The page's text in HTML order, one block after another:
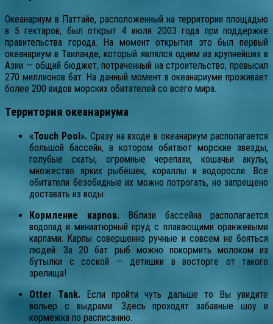
Океанариум в Паттайе, расположенный на территории площадью
в 5 гектаров, был открыт 4 июля 2003 года при поддержке
правительства города. На момент открытия это был первый
океанариум в Таиланде, который являлся одним из крупнейших в
Азии — общий бюджет, потраченный на строительство, превысил
270 миллионов бат. На данный момент в океанариуме проживает
более 200 видов морских обитателей со всего мира.
Территория океанариума
«Touch Pool». Сразу на входе в океанариум располагается
большой бассейн, в котором обитают морские звезды,
голубые скаты, огромные черепахи, кошачьи акулы,
множество ярких рыбёшек, кораллы и водоросли. Все
обитатели безобидные их можно потрогать, но запрещено
доставать из воды.
Кормление карпов. Вблизи бассейна располагается
водопад и миниатюрный пруд с плавающими оранжевыми
карпами. Карпы совершенно ручные и совсем не бояться
людей. За 20 бат рыб можно покормить молоком из
бутылки с соской — детишки в восторге от такого
зрелища!
Otter Tank. Если пройти чуть дальше то Вы увидите
вольер с выдрами. Здесь проходят забавные шоу и
кормежка по расписанию.